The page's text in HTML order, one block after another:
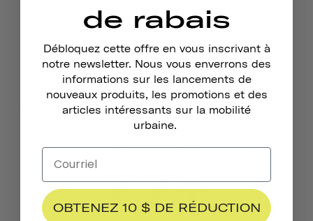
8 ans, voici où nous en sommes.
1196+
Nombre de casques remplacés dans le cadre
de notre programme de remplacement en
cas d'accident.
77+
de rabais
Débloquez cette offre en vous inscrivant à
notre newsletter. Nous vous enverrons des
informations sur les lancements de
nouveaux produits, les promotions et des
articles intéressants sur la mobilité
urbaine.
OBTENEZ 10 $ DE RÉDUCTION